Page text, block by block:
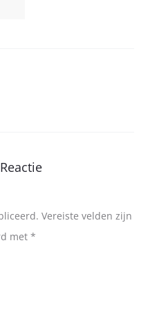
Vereiste velden zijn
met *